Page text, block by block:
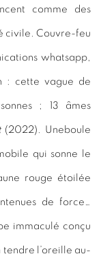
comme des
civile. Couvre-feu
whatsapp,
: cette vague de
; 13 âmes
(2022). Uneboule
qui sonne le
rouge étoilée
de force…
immaculé conçu
tendre l’oreille au-